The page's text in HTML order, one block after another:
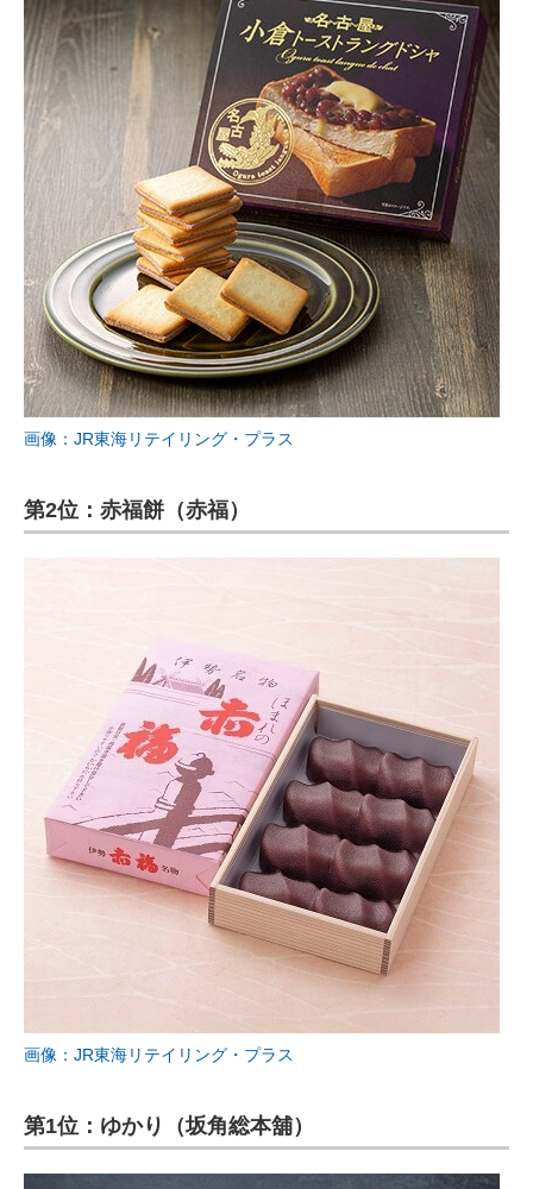
画像：JR東海リテイリング・プラス
第2位：赤福餅（赤福）
画像：JR東海リテイリング・プラス
第1位：ゆかり（坂角総本舖）